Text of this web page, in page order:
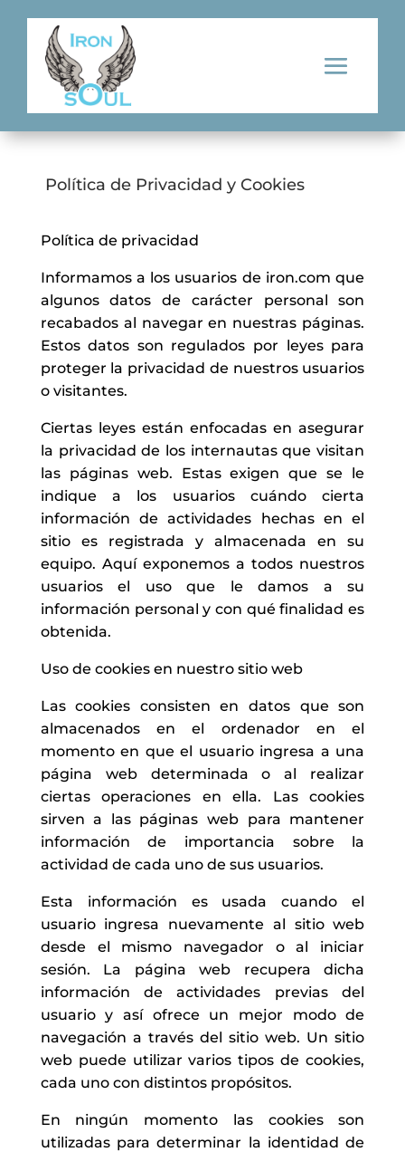
Política de Privacidad y Cookies
Política de privacidad
Informamos a los usuarios de iron.com que
algunos datos de carácter personal son
recabados al navegar en nuestras páginas.
Estos datos son regulados por leyes para
proteger la privacidad de nuestros usuarios
o visitantes.
Ciertas leyes están enfocadas en asegurar
la privacidad de los internautas que visitan
las páginas web. Estas exigen que se le
indique a los usuarios cuándo cierta
información de actividades hechas en el
sitio es registrada y almacenada en su
equipo. Aquí exponemos a todos nuestros
usuarios el uso que le damos a su
información personal y con qué finalidad es
obtenida.
Uso de cookies en nuestro sitio web
Las cookies consisten en datos que son
almacenados en el ordenador en el
momento en que el usuario ingresa a una
página web determinada o al realizar
ciertas operaciones en ella. Las cookies
sirven a las páginas web para mantener
información de importancia sobre la
actividad de cada uno de sus usuarios.
Esta información es usada cuando el
usuario ingresa nuevamente al sitio web
desde el mismo navegador o al iniciar
sesión. La página web recupera dicha
información de actividades previas del
usuario y así ofrece un mejor modo de
navegación a través del sitio web. Un sitio
web puede utilizar varios tipos de cookies,
cada uno con distintos propósitos.
En ningún momento las cookies son
utilizadas para determinar la identidad de